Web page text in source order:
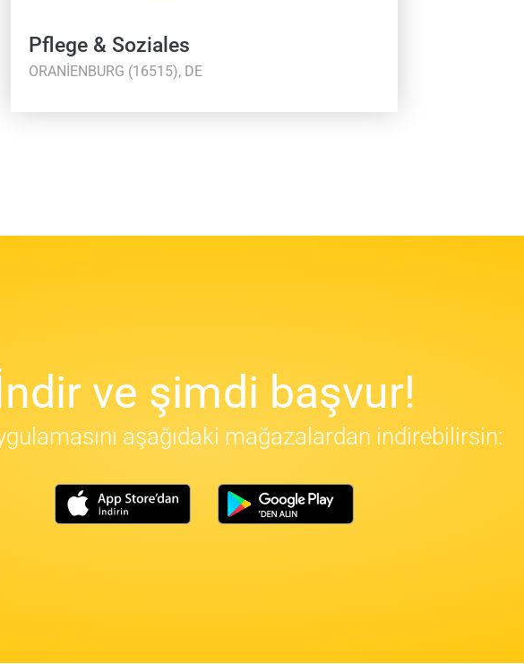
Pflege & Soziales
ORANIENBURG (16515), DE
ve şimdi başvur!
aşağıdaki mağazalardan indirebilirsin: